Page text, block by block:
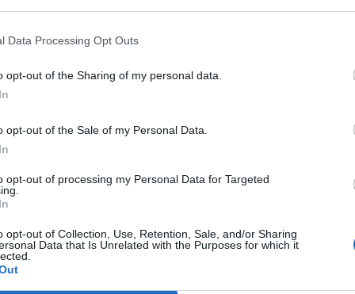
Data Processing Opt Outs
opt-out of the Sharing of my personal data.
opt-out of the Sale of my Personal Data.
opt-out of processing my Personal Data for Targeted
opt-out of Collection, Use, Retention, Sale, and/or Sharing
Data that Is Unrelated with the Purposes for which it
di social network? Perché offre la
direttamente con gli artisti; la piattaforma,
l’abbonamento per
è riservato a coloro che sono iscritti e
che siano qualificate e convenzionate.
il servizio diconvalida UNiDAYSdedicato
meno; l’abbonamento è disponibile solo in
di iscrivervi a Apple Music dovrete seguire